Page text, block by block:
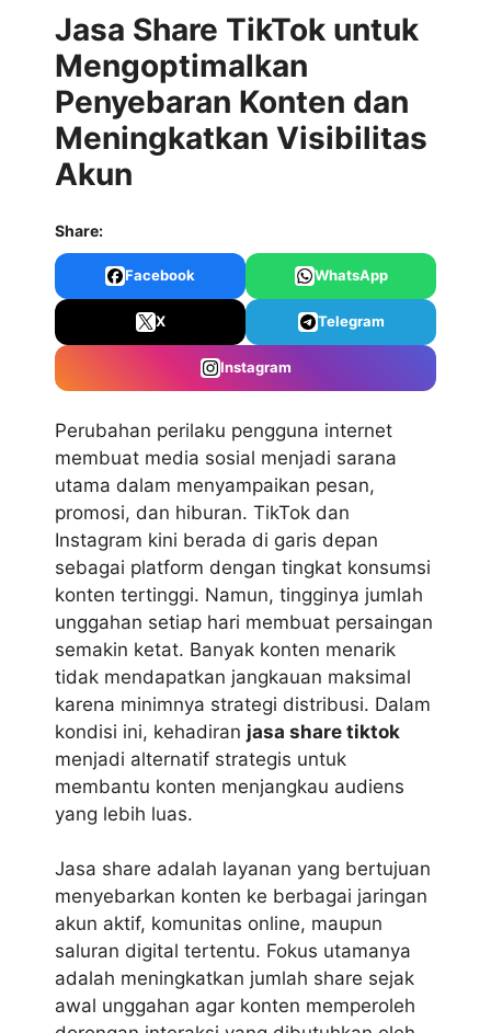
Jasa Share TikTok untuk
Mengoptimalkan
Penyebaran Konten dan
Meningkatkan Visibilitas
Akun
Share:
Facebook WhatsApp
X Telegram
Instagram
Perubahan perilaku pengguna internet
membuat media sosial menjadi sarana
utama dalam menyampaikan pesan,
promosi, dan hiburan. TikTok dan
Instagram kini berada di garis depan
sebagai platform dengan tingkat konsumsi
konten tertinggi. Namun, tingginya jumlah
unggahan setiap hari membuat persaingan
semakin ketat. Banyak konten menarik
tidak mendapatkan jangkauan maksimal
karena minimnya strategi distribusi. Dalam
kondisi ini, kehadiran jasa share tiktok
menjadi alternatif strategis untuk
membantu konten menjangkau audiens
yang lebih luas.
Jasa share adalah layanan yang bertujuan
menyebarkan konten ke berbagai jaringan
akun aktif, komunitas online, maupun
saluran digital tertentu. Fokus utamanya
adalah meningkatkan jumlah share sejak
awal unggahan agar konten memperoleh